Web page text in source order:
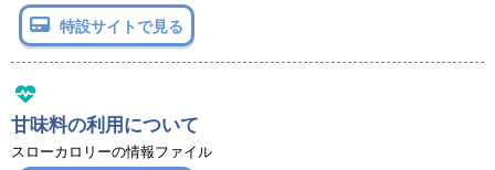
特設サイトで見る
甘味料の利用について
スローカロリーの情報ファイル